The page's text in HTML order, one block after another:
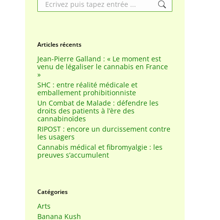
Articles récents
Jean-Pierre Galland : « Le moment est
venu de légaliser le cannabis en France
»
SHC : entre réalité médicale et
emballement prohibitionniste
Un Combat de Malade : défendre les
droits des patients à l’ère des
cannabinoïdes
RIPOST : encore un durcissement contre
les usagers
Cannabis médical et fibromyalgie : les
preuves s’accumulent
Catégories
Arts
Banana Kush